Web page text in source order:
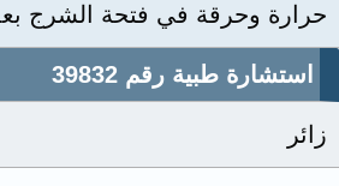
حرارة وحرقة في فتحة الشرج
استشارة طبية رقم 39832
زائر